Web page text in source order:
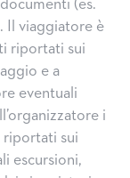
(es.
Il viaggiatore è
riportati sui
e a
eventuali
i
riportati sui
escursioni,